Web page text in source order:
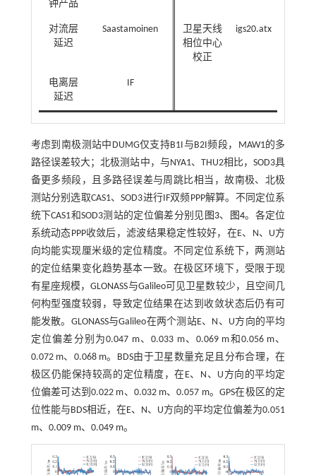
钟产品
对流层
延迟
Saastamoinen
卫星天线
相位中心
校正
igs20.atx
电离层
延迟
IF
考虑到南极测站中DUMG仅支持B1I与B2I频段，MAW1的多
路径误差较大；北极测站中，与NYA1、THU2相比，SOD3具
备更多频段，且多路径误差与周跳比相当，故南极、北极
测站分别选取CAS1、SOD3进行IF双频PPP解算。不同定位系
统下CAS1和SOD3测站的定位偏差分别见 图3、 图4。各定位
系统动态PPP收敛后，滤波结果稳定性较好，在E、N、U方
向均能实现厘米级的定位精度。不同定位系统下，两测站
的定位结果变化趋势基本一致。在极区环境下，受限于现
有星座规模，GLONASS与Galileo可见卫星数较少，且空间几
何构型强度较弱，导致定位结果在达到收敛状态后仍有可
能发散。GLONASS与Galileo在两个测站E、N、U方向的平均
定位偏差分别为0.047 m、0.033 m、0.069 m和0.056 m、
0.072 m、0.068 m。BDS由于卫星数量充足且分布合理，在
极区仍能保持较高的定位精度，在E、N、U方向的平均定
位偏差可达到0.022 m、0.032 m、0.057 m。GPS在极区的定
位性能与BDS相近，在E、N、U方向的平均定位偏差为0.051
m、0.009 m、0.049 m。